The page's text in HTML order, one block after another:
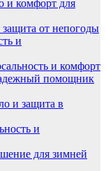
и комфорт для
от непогоды
и
и комфорт
помощник
и защита в
и
для зимней